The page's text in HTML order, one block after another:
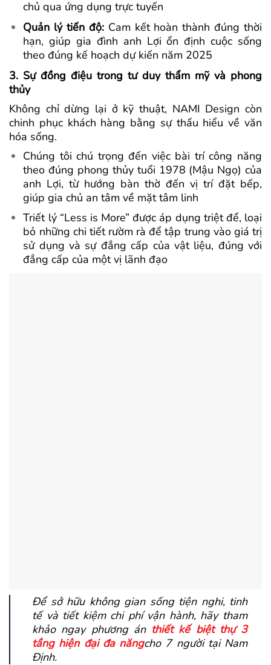
chủ qua ứng dụng trực tuyến
Quản lý tiến độ:Cam kết hoàn thành đúng thời
hạn, giúp gia đình anh Lợi ổn định cuộc sống
theo đúng kế hoạch dự kiến năm 2025
3. Sự đồng điệu trong tư duy thẩm mỹ và phong
thủy
Không chỉ dừng lại ở kỹ thuật, NAMI Design còn
chinh phục khách hàng bằng sự thấu hiểu về văn
hóa sống.
Chúng tôi chú trọng đến việc bài trí công năng
theo đúng phong thủy tuổi 1978 (Mậu Ngọ) của
anh Lợi, từ hướng bàn thờ đến vị trí đặt bếp,
giúp gia chủ an tâm về mặt tâm linh
Triết lý “Less is More” được áp dụng triệt để, loại
bỏ những chi tiết rườm rà để tập trung vào giá trị
sử dụng và sự đẳng cấp của vật liệu, đúng với
đẳng cấp của một vị lãnh đạo
Để sở hữu không gian sống tiện nghi, tinh
tế và tiết kiệm chi phí vận hành, hãy tham
khảo ngay phương án thiết kế biệt thự 3
tầng hiện đại đa năngcho 7 người tại Nam
Định.